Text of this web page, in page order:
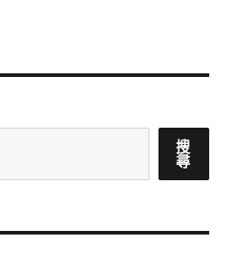
搜
尋